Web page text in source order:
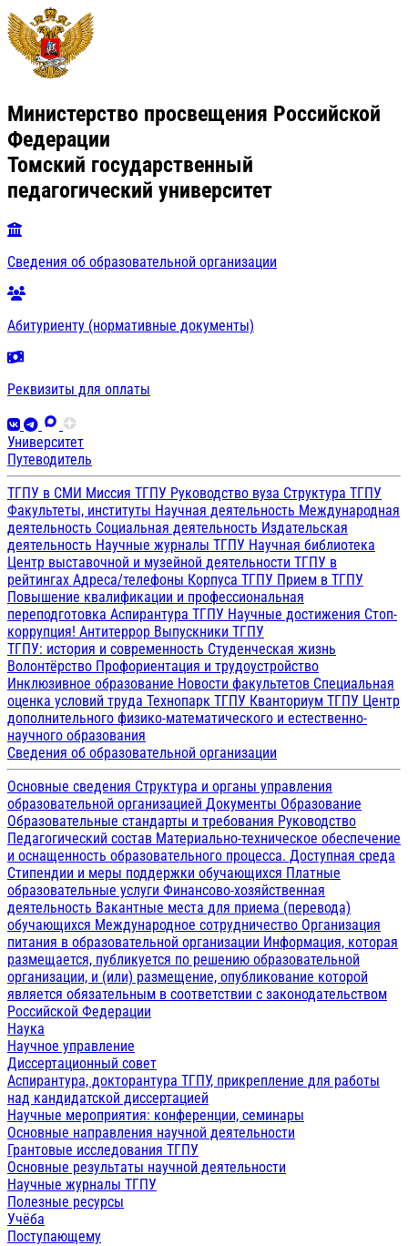
Министерство просвещения Российской
Федерации
Томский государственный
педагогический университет
Сведения об образовательной организации
Абитуриенту (нормативные документы)
Реквизиты для оплаты
Университет
Путеводитель
ТГПУ в СМИ Миссия ТГПУ Руководство вуза Структура ТГПУ
Факультеты, институты Научная деятельность Международная
деятельность Социальная деятельность Издательская
деятельность Научные журналы ТГПУ Научная библиотека
Центр выставочной и музейной деятельности ТГПУ в
рейтингах Адреса/телефоны Корпуса ТГПУ Прием в ТГПУ
Повышение квалификации и профессиональная
переподготовка Аспирантура ТГПУ Научные достижения Стоп-
коррупция! Антитеррор Выпускники ТГПУ
ТГПУ: история и современность Студенческая жизнь
Волонтёрство Профориентация и трудоустройство
Инклюзивное образование Новости факультетов Специальная
оценка условий труда Технопарк ТГПУ Кванториум ТГПУ Центр
дополнительного физико-математического и естественно-
научного образования
Сведения об образовательной организации
Основные сведения Структура и органы управления
образовательной организацией Документы Образование
Образовательные стандарты и требования Руководство
Педагогический состав Материально-техническое обеспечение
и оснащенность образовательного процесса. Доступная среда
Стипендии и меры поддержки обучающихся Платные
образовательные услуги Финансово-хозяйственная
деятельность Вакантные места для приема (перевода)
обучающихся Международное сотрудничество Организация
питания в образовательной организации Информация, которая
размещается, публикуется по решению образовательной
организации, и (или) размещение, опубликование которой
является обязательным в соответствии с законодательством
Российской Федерации
Наука
Научное управление
Диссертационный совет
Аспирантура, докторантура ТГПУ, прикрепление для работы
над кандидатской диссертацией
Научные мероприятия: конференции, семинары
Основные направления научной деятельности
Грантовые исследования ТГПУ
Основные результаты научной деятельности
Научные журналы ТГПУ
Полезные ресурсы
Учёба
Поступающему